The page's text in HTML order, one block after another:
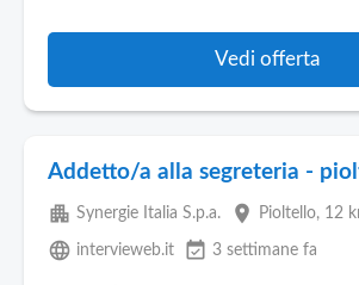
Vedi offerta
Addetto/a alla segreteria -
apartment Synergie Italia S.p.a. place Pioltello, 12
language intervieweb.it event_available 3 settimane fa